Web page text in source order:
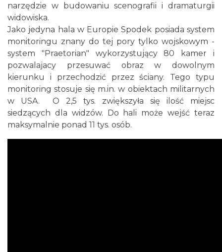
narzędzie w budowaniu scenografii i dramaturgii
widowiska.
Jako jedyna hala w Europie Spodek posiada system
monitoringu znany do tej pory tylko wojskowym -
system "Praetorian" wykorzystujący 80 kamer i
pozwalajacy przesuwać obraz w dowolnym
kierunku i przechodzić przez ściany. Tego typu
monitoring stosuje się m.in. w obiektach militarnych
w USA. O 2,5 tys. zwiększyła się ilość miejsc
siedzących dla widzów. Do hali może wejść teraz
maksymalnie ponad 11 tys. osób.